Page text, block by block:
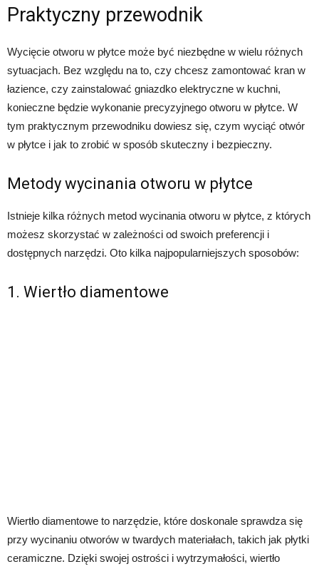
Praktyczny przewodnik
Wycięcie otworu w płytce może być niezbędne w wielu różnych
sytuacjach. Bez względu na to, czy chcesz zamontować kran w
łazience, czy zainstalować gniazdko elektryczne w kuchni,
konieczne będzie wykonanie precyzyjnego otworu w płytce. W
tym praktycznym przewodniku dowiesz się, czym wyciąć otwór
w płytce i jak to zrobić w sposób skuteczny i bezpieczny.
Metody wycinania otworu w płytce
Istnieje kilka różnych metod wycinania otworu w płytce, z których
możesz skorzystać w zależności od swoich preferencji i
dostępnych narzędzi. Oto kilka najpopularniejszych sposobów:
1. Wiertło diamentowe
Wiertło diamentowe to narzędzie, które doskonale sprawdza się
przy wycinaniu otworów w twardych materiałach, takich jak płytki
ceramiczne. Dzięki swojej ostrości i wytrzymałości, wiertło